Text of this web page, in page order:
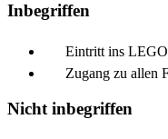
Inbegriffen
Eintritt ins
Zugang zu allen
Nicht inbegriffen